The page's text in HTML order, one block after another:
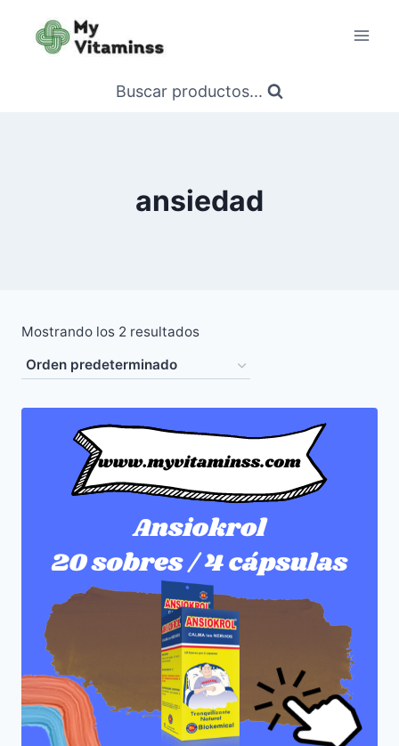
contenido
Buscar productos...
ansiedad
Mostrando los 2 resultados